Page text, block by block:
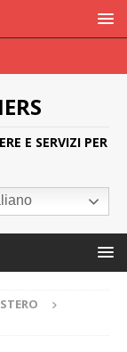
E SERVIZI PER